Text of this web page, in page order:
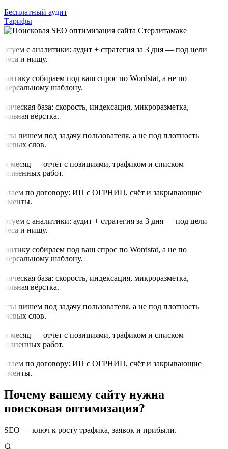
Бесплатный аудит
Тарифы
с аналитики: аудит + стратегия за 3 дня — под цели
и нишу.
собираем под ваш спрос по Wordstat, а не по
шаблону.
база: скорость, индексация, микроразметка,
вёрстка.
пишем под задачу пользователя, а не под плотность
слов.
в месяц — отчёт с позициями, трафиком и списком
работ.
по договору: ИП с ОГРНИП, счёт и закрывающие
с аналитики: аудит + стратегия за 3 дня — под цели
и нишу.
собираем под ваш спрос по Wordstat, а не по
шаблону.
база: скорость, индексация, микроразметка,
вёрстка.
пишем под задачу пользователя, а не под плотность
слов.
в месяц — отчёт с позициями, трафиком и списком
работ.
по договору: ИП с ОГРНИП, счёт и закрывающие
Почему вашему сайту нужна
поисковая оптимизация?
SEO — ключ к росту трафика, заявок и прибыли.